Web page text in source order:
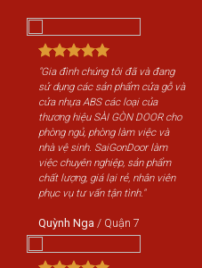
"Gia đình chúng tôi đã và đang
sử dụng các sản phẩm cửa gỗ và
cửa nhựa ABS các loại của
thương hiệu SÀI GÒN DOOR cho
phòng ngủ, phòng làm việc và
nhà vệ sinh. SaiGonDoor làm
việc chuyên nghiệp, sản phẩm
chất lượng, giá lại rẻ, nhân viên
phục vụ tư vấn tận tình."
Quỳnh Nga / Quận 7